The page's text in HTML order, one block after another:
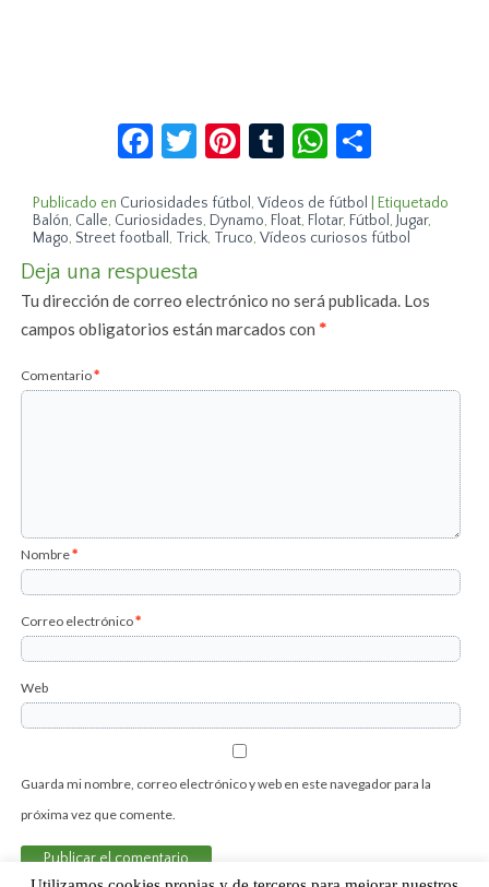
Facebook
Twitter
Pinterest
TumblrWhatsApp
Publicado en Curiosidades fútbol,Vídeos de fútbol
Etiquetado
Balón, Calle, Curiosidades, Dynamo, Float, Flotar, Fútbol,Jugar,
Mago, Street football, Trick, Truco,Vídeos curiosos fútbol
Deja una respuesta
Tu dirección de correo electrónico no será publicada. Los
campos obligatorios están marcados con*
Comentario*
Nombre*
Correo electrónico*
Web
Guarda mi nombre, correo electrónico y web en este navegador para la
próxima vez que comente.